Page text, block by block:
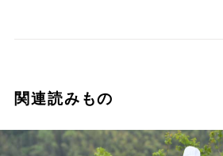
関連読みもの